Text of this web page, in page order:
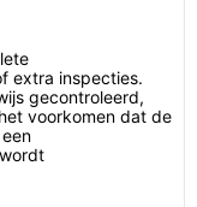
extra inspecties.
gecontroleerd,
voorkomen dat de